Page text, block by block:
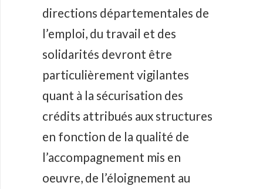
directions départementales de
l’emploi, du travail et des
solidarités devront être
particulièrement vigilantes
quant à la sécurisation des
crédits attribués aux structures
en fonction de la qualité de
l’accompagnement mis en
oeuvre, de l’éloignement au